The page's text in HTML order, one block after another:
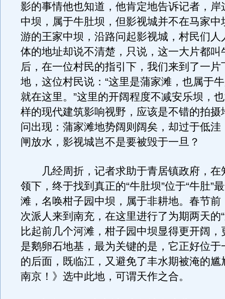
影的事情他也知道，他肯定地告诉记者，岸
中坝，属于牛肚坝，但影视城并不在马家中
游的王家中坝，沿路问起影视城，村民们人
体的地址却说不清楚，只说，这一大片都叫
后，在一位村民的指引下，我们来到了一片
地，这位村民说：“这里是蒲家滩，也属于
就在这里。”这里的开阔程度不减安乐坝，
样的现代建筑影响视野，应该是不错的拍摄
问出现：蒲家滩地势阔则阔矣，却过于低洼
闸放水，影视城岂不是要被毁于一旦？
几经周折，记者求助于青居镇政府，在
领下，终于找到真正的“牛肚坝”位于“牛肚”
滩，名唤柑子园中坝，属于非耕地。春节前
次派人来到南充，在这里进行了为期两天的
比起前几个河滩，柑子园中坝显得更开阔，
是鹅卵石地基，最为关键的是，它正好位于
的后面，既临江，又避免了丰水期被淹的尴
南京！》选中此地，可谓天作之合。